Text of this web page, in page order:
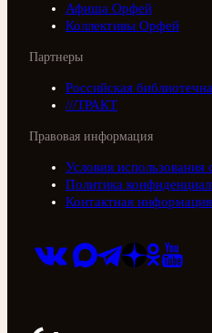
Афиша Орфей
Коллективы Орфей
Партнеры
Российская
///ТРАКТ
Правовая информация
Условия использования
Политика
Контактная информация